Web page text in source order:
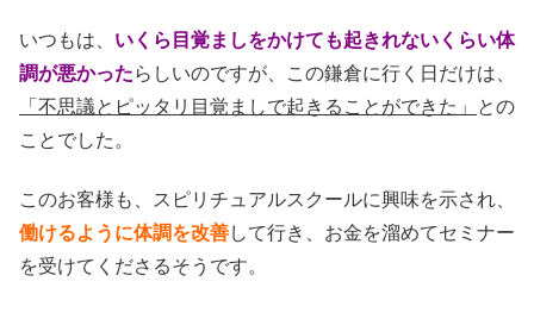
いつもは、 いくら目覚ましをかけても起きれないくらい体
調が悪かったらしいのですが、この鎌倉に行く日だけは、
「不思議とピッタリ目覚ましで起きることができた」
との
ことでした。
このお客様も、スピリチュアルスクールに興味を示され、
働けるように体調を改善して行き、お金を溜めてセミナー
を受けてくださるそうです。